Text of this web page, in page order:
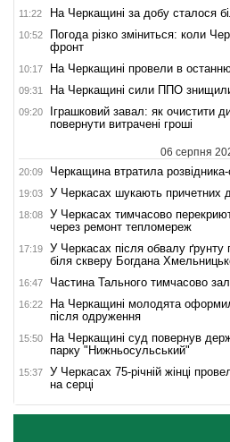
11:22 На Черкащині за добу сталося
10:52
Погода різко зміниться: коли
фронт
10:17 На Черкащині провели в
09:31 На Черкащині сили ППО знищили
09:20
Іграшковий завал: як очистити
повернути витрачені гроші
06 серпня
20:09 Черкащина втратила
19:03 У Черкасах шукають причетних
18:08
У Черкасах тимчасово
через ремонт тепломереж
17:19
У Черкасах після обвалу ґрунту
біля скверу Богдана
16:47 Частина Тального тимчасово
16:22
На Черкащині молодята
після одруження
15:50
На Черкащині суд повернув
парку "Нижньосульський"
15:37
У Черкасах 75-річній жінці
на серці